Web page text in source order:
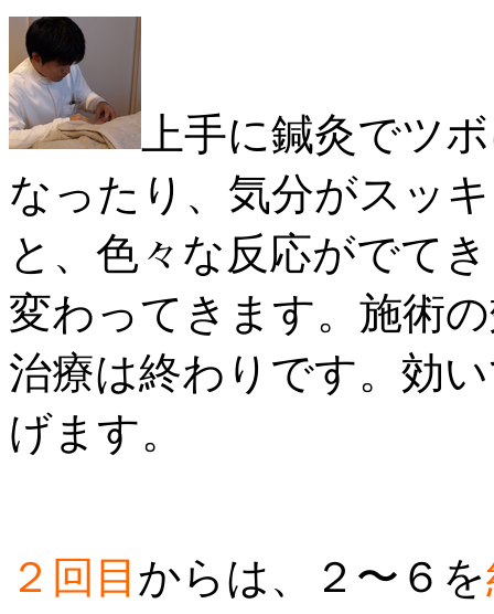
上手に鍼灸でツ
なったり、気分がスッ
と、色々な反応がでて
変わってきます。施術
治療は終わりです。効
げます。
２回目 からは、２〜６を